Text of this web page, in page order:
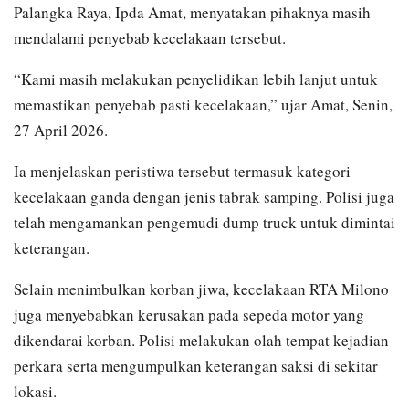
Palangka Raya, Ipda Amat, menyatakan pihaknya masih
mendalami penyebab kecelakaan tersebut.
“Kami masih melakukan penyelidikan lebih lanjut untuk
memastikan penyebab pasti kecelakaan,” ujar Amat, Senin,
27 April 2026.
Ia menjelaskan peristiwa tersebut termasuk kategori
kecelakaan ganda dengan jenis tabrak samping. Polisi juga
telah mengamankan pengemudi dump truck untuk dimintai
keterangan.
Selain menimbulkan korban jiwa, kecelakaan RTA Milono
juga menyebabkan kerusakan pada sepeda motor yang
dikendarai korban. Polisi melakukan olah tempat kejadian
perkara serta mengumpulkan keterangan saksi di sekitar
lokasi.